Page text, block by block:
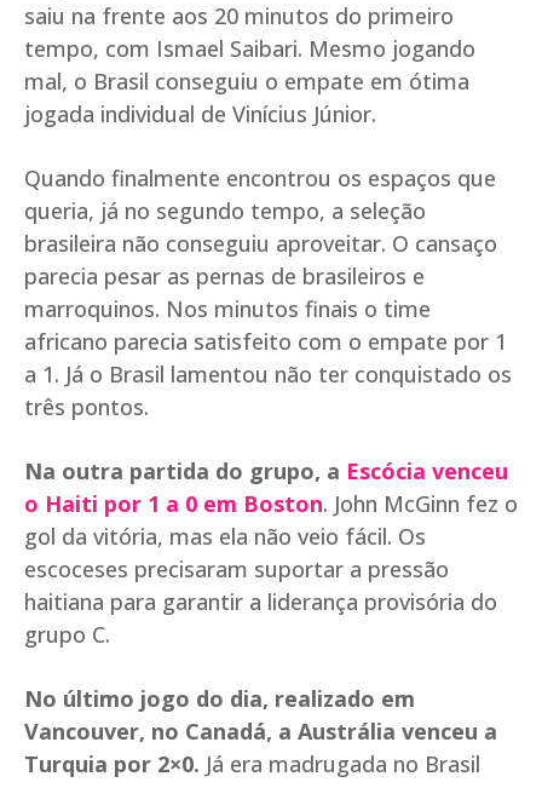
saiu na frente aos 20 minutos do primeiro
tempo, com Ismael Saibari. Mesmo jogando
mal, o Brasil conseguiu o empate em ótima
jogada individual de Vinícius Júnior.
Quando finalmente encontrou os espaços que
queria, já no segundo tempo, a seleção
brasileira não conseguiu aproveitar. O cansaço
parecia pesar as pernas de brasileiros e
marroquinos. Nos minutos finais o time
africano parecia satisfeito com o empate por 1
a 1. Já o Brasil lamentou não ter conquistado os
três pontos.
Na outra partida do grupo, a Escócia venceu
o Haiti por 1 a 0 em Boston. John McGinn fez o
gol da vitória, mas ela não veio fácil. Os
escoceses precisaram suportar a pressão
haitiana para garantir a liderança provisória do
grupo C.
No último jogo do dia, realizado em
Vancouver, no Canadá, a Austrália venceu a
Turquia por 2×0. Já era madrugada no Brasil